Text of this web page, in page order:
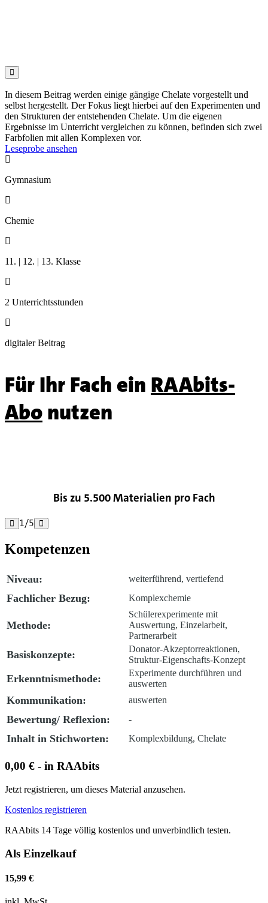

In diesem Beitrag werden einige gängige Chelate vorgestellt und
selbst hergestellt. Der Fokus liegt hierbei auf den Experimenten und
den Strukturen der entstehenden Chelate. Um die eigenen
Ergebnisse im Unterricht vergleichen zu können, befinden sich zwei
Farbfolien mit allen Komplexen vor.
Leseprobe ansehen

Gymnasium

Chemie

11. | 12. | 13. Klasse

2 Unterrichtsstunden

digitaler Beitrag
Für Ihr Fach ein RAAbits-
Abonutzen
Bis zu 5.500 Materialien pro Fach
 1/5 
Kompetenzen
Niveau: weiterführend, vertiefend
Fachlicher Bezug: Komplexchemie
Methode:
Schülerexperimente mit
Auswertung, Einzelarbeit,
Partnerarbeit
Basiskonzepte:
Donator-Akzeptorreaktionen,
Struktur-Eigenschafts-Konzept
Erkenntnismethode:
Experimente durchführen und
auswerten
Kommunikation: auswerten
Bewertung/ Reflexion: -
Inhalt in Stichworten: Komplexbildung, Chelate
0,00 € - in RAAbits
Jetzt registrieren, um dieses Material anzusehen.
Kostenlos registrieren
RAAbits 14 Tage völlig kostenlos und unverbindlich testen.
Als Einzelkauf
15,99 €